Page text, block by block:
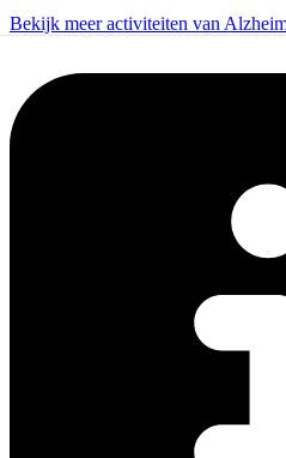
Bekijk meer activiteiten van